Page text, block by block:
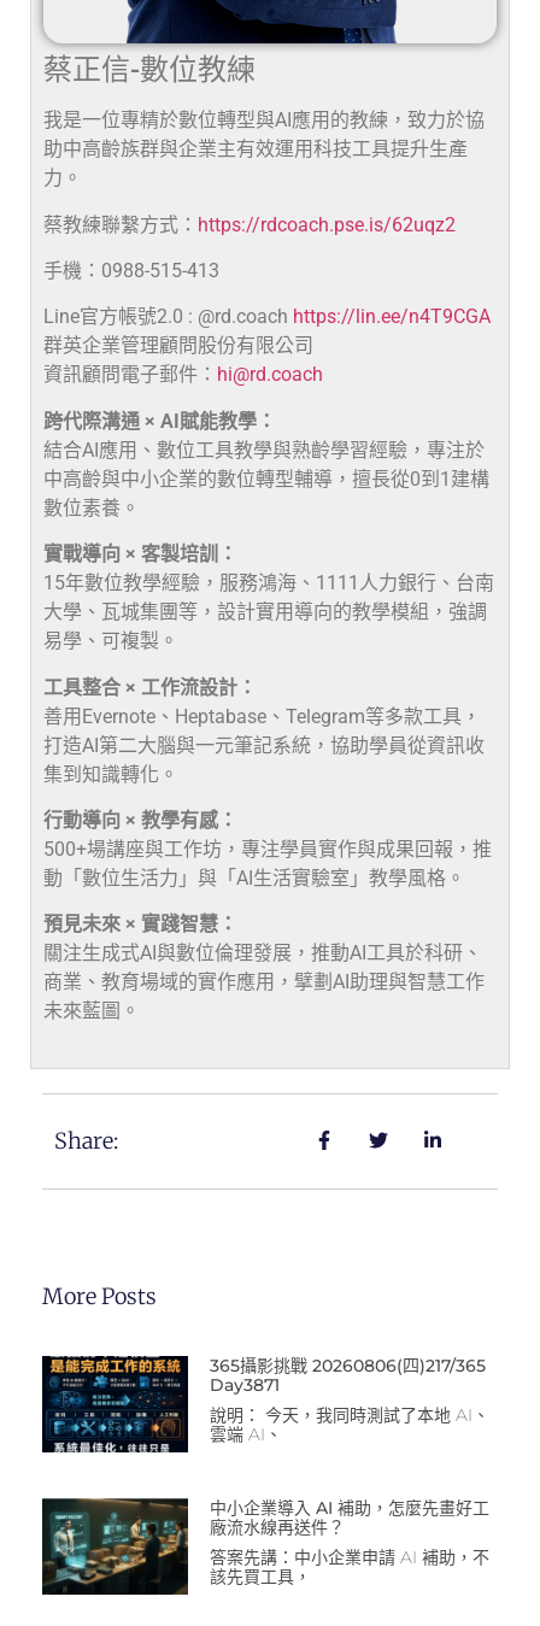
蔡正信-數位教練
我是一位專精於數位轉型與AI應用的教練，致力於協
助中高齡族群與企業主有效運用科技工具提升生產
力。
蔡教練聯繫方式： https://rdcoach.pse.is/62uqz2
手機：0988-515-413
Line官方帳號2.0 : @rd.coach https://lin.ee/n4T9CGA
群英企業管理顧問股份有限公司
資訊顧問電子郵件： hi@rd.coach
跨代際溝通 × AI賦能教學：
結合AI應用、數位工具教學與熟齡學習經驗，專注於
中高齡與中小企業的數位轉型輔導，擅長從0到1建構
數位素養。
實戰導向 × 客製培訓：
15年數位教學經驗，服務鴻海、1111人力銀行、台南
大學、瓦城集團等，設計實用導向的教學模組，強調
易學、可複製。
工具整合 × 工作流設計：
善用Evernote、Heptabase、Telegram等多款工具，
打造AI第二大腦與一元筆記系統，協助學員從資訊收
集到知識轉化。
行動導向 × 教學有感：
500+場講座與工作坊，專注學員實作與成果回報，推
動「數位生活力」與「AI生活實驗室」教學風格。
預見未來 × 實踐智慧：
關注生成式AI與數位倫理發展，推動AI工具於科研、
商業、教育場域的實作應用，擘劃AI助理與智慧工作
未來藍圖。
Share:
More Posts
365攝影挑戰 20260806(四)217/365
Day3871
說明： 今天，我同時測試了本地 AI、
雲端 AI、
中小企業導入 AI 補助，怎麼先畫好工
廠流水線再送件？
答案先講：中小企業申請 AI 補助，不
該先買工具，